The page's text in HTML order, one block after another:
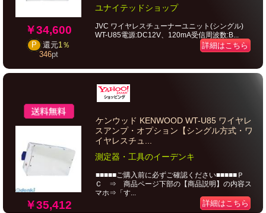
￥34,600
P 還元1％
346pt
ユナイテッドショップ
JVC ワイヤレスチューナーユニット(シングル)
WT-U85電源:DC12V、120mA受信周波数:B...
詳細はこちら
￥35,412
ケンウッド KENWOOD WT-U85 ワイヤレ
スアンプ・オプション【シングル方式・ワ
イヤレスチュ...
測定器・工具のイーデンキ
■■■■■ご購入前に必ずご確認ください■■■■■Ｐ
Ｃ ⇒ 商品ページ下部の【商品説明】の内容ス
マホ⇒「す...
詳細はこちら